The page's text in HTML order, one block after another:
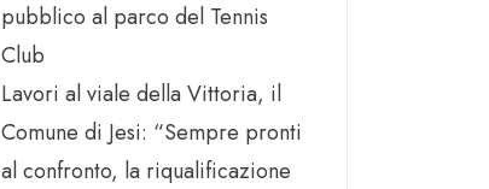
pubblico al parco del Tennis
Club
Lavori al viale della Vittoria, il
Comune di Jesi: “Sempre pronti
al confronto, la riqualificazione